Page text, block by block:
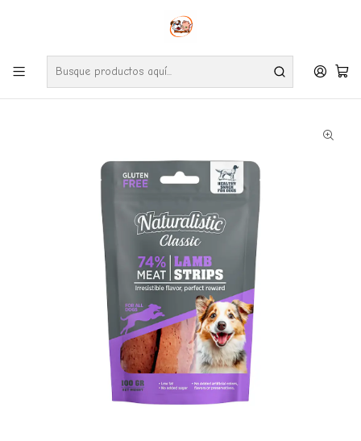
Envíos gratuitos por compras desde $24.990 en la RM (Comunas informadas
Ve nuestras zonas de cobertura diaria.
Inicio Perros Snack Naturalistic Classic Lamb Strip 100 gr